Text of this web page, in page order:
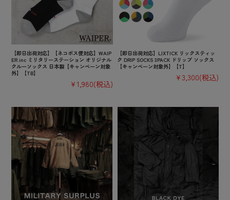
【即日出荷対応】【ネコポス便対応】WAIP
ER.inc ミリタリーステーション オリジナル
クルーソックス 日本製【キャンペーン対象
外】【TB】
¥1,980(税込)
【即日出荷対応】LIXTICK リックスティッ
ク DRIP SOCKS 3PACK ドリップ ソックス
【キャンペーン対象外】【T】
¥3,300(税込)